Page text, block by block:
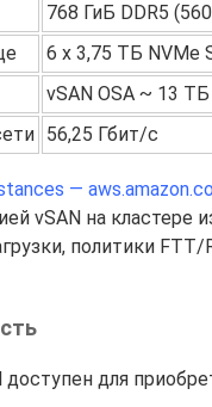
768 ГиБ DDR5
6 x 3,75 ТБ NVMe
vSAN OSA ~ 13
56,25 Гбит/с
—
vSAN на кластере
политики
для